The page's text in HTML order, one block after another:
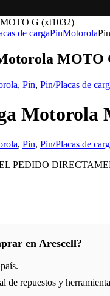
G (xt1032)
de cargaPinMotorola
MOTO
, Pin, Pin/Placas de
Motorola
, Pin, Pin/Placas de
PEDIDO
en Arescell?
de repuestos y